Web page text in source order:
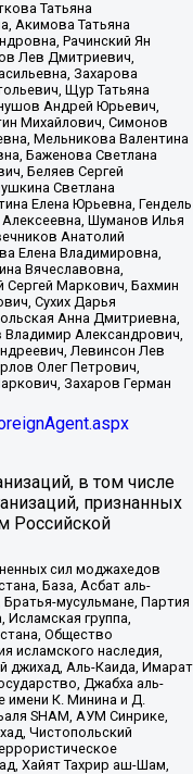
Татьяна
Акимова Татьяна
Рачинский Ян
Лев Дмитриевич,
Захарова
Щур Татьяна
Андрей Юрьевич,
Михайлович, Симонов
Мельникова Валентина
Баженова Светлана
Беляев Сергей
Светлана
Елена Юрьевна, Гендель
Шуманов Илья
Анатолий
Елена Владимировна,
Вячеславовна,
Маркович, Бахмин
Сухих Дарья
Анна Дмитриевна,
Владимир Александрович,
Левинсон Лев
Олег Петрович,
Захаров Герман
в том числе
признанных
Российской
сил моджахедов
База, Асбат аль-
мусульмане, Партия
группа,
Общество
исламского наследия,
джихад, Аль-Каида, Имарат
Джабха аль-
имени К. Минина и Д.
SHAM, АУМ Синрике,
Чистопольский
Хайят Тахрир аш-Шам,